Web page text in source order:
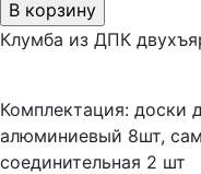
Клумба из ДПК
Комплектация: доски
алюминиевый 8шт,
соединительная 2 шт